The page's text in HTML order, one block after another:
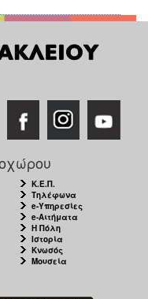
Κ.Ε.Π.
Τηλέφωνα
e-Υπηρεσίες
e-Αιτήματα
Η Πόλη
Ιστορία
Κνωσός
Μουσεία